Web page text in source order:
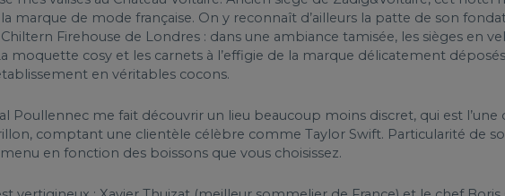
marque de mode française. On y reconnaît d’ailleurs la patte de son
Firehouse de Londres : dans une ambiance tamisée, les sièges en
moquette cosy et les carnets à l’effigie de la marque délicatement
en véritables cocons.
Poullennec me fait découvrir un lieu beaucoup moins discret, qui est l’une
comptant une clientèle célèbre comme Taylor Swift. Particularité de
en fonction des boissons que vous choisissez.